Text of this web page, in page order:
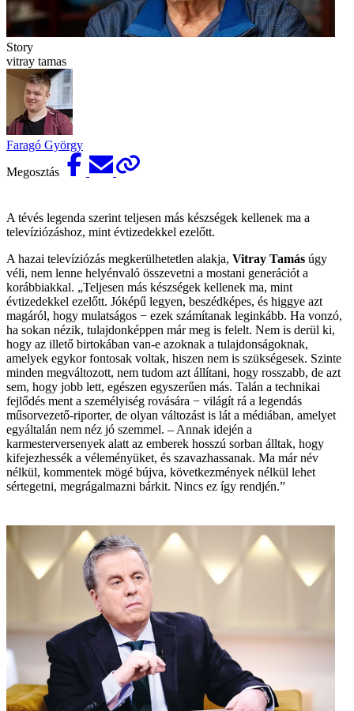
Story
vitray tamas
Faragó György
Megosztás
A tévés legenda szerint teljesen más készségek kellenek ma a
televíziózáshoz, mint évtizedekkel ezelőtt.
A hazai televíziózás megkerülhetetlen alakja, Vitray Tamás úgy
véli, nem lenne helyénvaló összevetni a mostani generációt a
korábbiakkal. „Teljesen más készségek kellenek ma, mint
évtizedekkel ezelőtt. Jóképű legyen, beszédképes, és higgye azt
magáról, hogy mulatságos − ezek számítanak leginkább. Ha vonzó,
ha sokan nézik, tulajdonképpen már meg is felelt. Nem is derül ki,
hogy az illető birtokában van-e azoknak a tulajdonságoknak,
amelyek egykor fontosak voltak, hiszen nem is szükségesek. Szinte
minden megváltozott, nem tudom azt állítani, hogy rosszabb, de azt
sem, hogy jobb lett, egészen egyszerűen más. Talán a technikai
fejlődés ment a személyiség rovására − világít rá a legendás
műsorvezető-riporter, de olyan változást is lát a médiában, amelyet
egyáltalán nem néz jó szemmel. – Annak idején a
karmesterversenyek alatt az emberek ­hosszú sorban álltak, hogy
kifejezhessék a véleményüket, és szavazhassanak. Ma már név
nélkül, kommentek mögé bújva, következmények nélkül lehet
sértegetni, megrágalmazni bárkit. Nincs ez így rendjén.”